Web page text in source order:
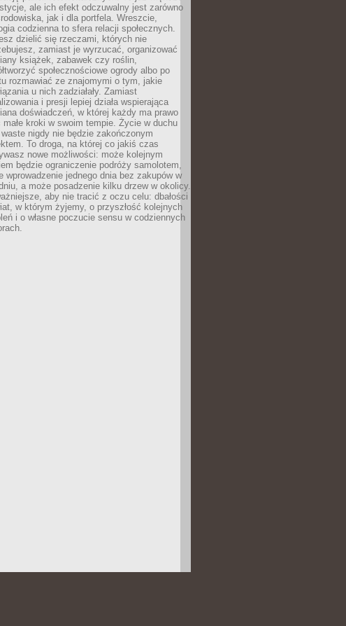
ale ich efekt odczuwalny jest zarówno
jak i dla portfela. Wreszcie,
codzienna to sfera relacji społecznych.
dzielić się rzeczami, których nie
zamiast je wyrzucać, organizować
książek, zabawek czy roślin,
społecznościowe ogrody albo po
rozmawiać ze znajomymi o tym, jakie
u nich zadziałały. Zamiast
i presji lepiej działa wspierająca
doświadczeń, w której każdy ma prawo
małe kroki w swoim tempie. Życie w duchu
nigdy nie będzie zakończonym
To droga, na której co jakiś czas
nowe możliwości: może kolejnym
będzie ograniczenie podróży samolotem,
wprowadzenie jednego dnia bez zakupów w
a może posadzenie kilku drzew w okolicy.
aby nie tracić z oczu celu: dbałości
w którym żyjemy, o przyszłość kolejnych
i o własne poczucie sensu w codziennych